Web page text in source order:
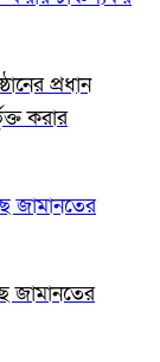
প্রধান
করার
জামানতের